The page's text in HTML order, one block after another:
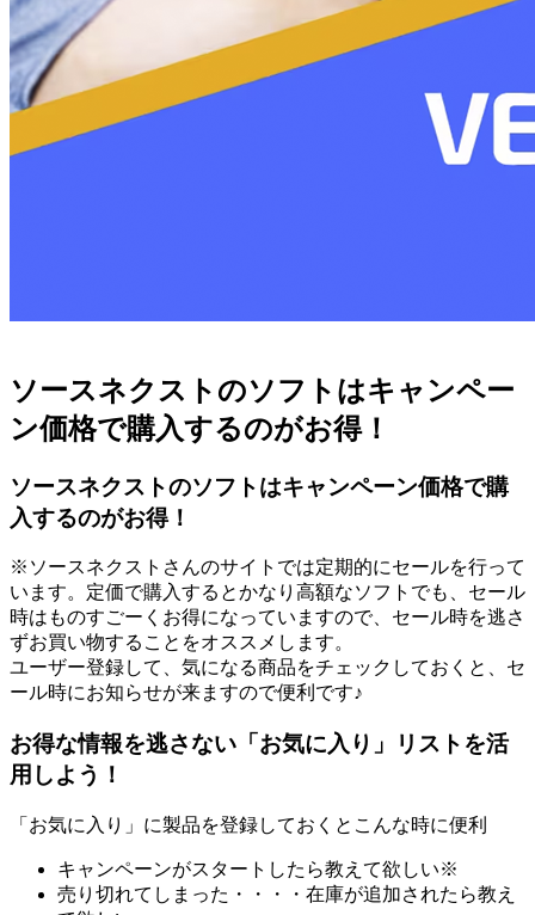
ソースネクストのソフトはキャンペー
ン価格で購入するのがお得！
ソースネクストのソフトはキャンペーン価格で購
入するのがお得！
※ソースネクストさんのサイトでは定期的にセールを行って
います。定価で購入するとかなり高額なソフトでも、セール
時はものすごーくお得になっていますので、セール時を逃さ
ずお買い物することをオススメします。
ユーザー登録して、気になる商品をチェックしておくと、セ
ール時にお知らせが来ますので便利です♪
お得な情報を逃さない「お気に入り」リストを活
用しよう！
「お気に入り」に製品を登録しておくとこんな時に便利
キャンペーンがスタートしたら教えて欲しい※
売り切れてしまった・・・・在庫が追加されたら教え